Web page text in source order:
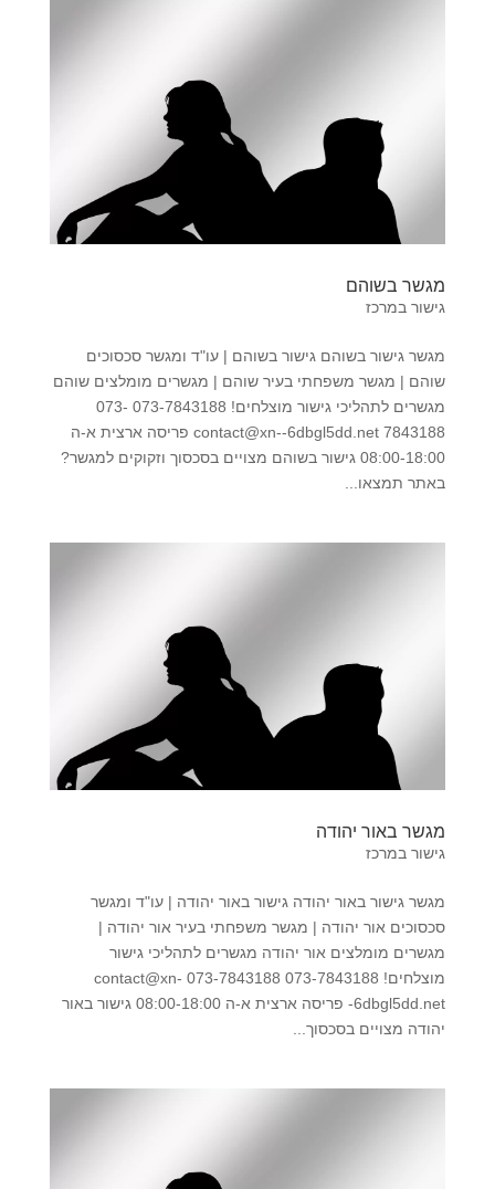
מגשר בשוהם
גישור במרכז
מגשר גישור בשוהם גישור בשוהם | עו"ד ומגשר סכסוכים
שוהם | מגשר משפחתי בעיר שוהם | מגשרים מומלצים שוהם
מגשרים לתהליכי גישור מוצלחים! 073-7843188 073-
7843188 contact@xn--6dbgl5dd.net פריסה ארצית א-ה
08:00-18:00 גישור בשוהם מצויים בסכסוך וזקוקים למגשר?
באתר תמצאו...
מגשר באור יהודה
גישור במרכז
מגשר גישור באור יהודה גישור באור יהודה | עו"ד ומגשר
סכסוכים אור יהודה | מגשר משפחתי בעיר אור יהודה |
מגשרים מומלצים אור יהודה מגשרים לתהליכי גישור
מוצלחים! 073-7843188 073-7843188 contact@xn-
-6dbgl5dd.net פריסה ארצית א-ה 08:00-18:00 גישור באור
יהודה מצויים בסכסוך...